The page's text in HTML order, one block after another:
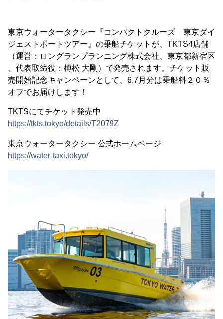
東京ウォータータクシー『コンパクトクルーズ 東京ダイ
ジェストボートツアー』の乗船チケットが、TKTS4店舗
（運営：ロングランプランニング株式会社、東京都新宿区
、代表取締役：榑松 大剛）で発売されます。チケット販
売開始記念キャンペーンとして、6,7月分は乗船料２０％
オフでお届けします！
TKTSにてチケット発売中
https://tkts.tokyo/details/T2079Z
東京ウォータータクシー 公式ホームページ
https://water-taxi.tokyo/